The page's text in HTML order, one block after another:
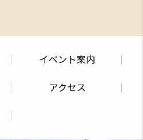
イベント案内
アクセス